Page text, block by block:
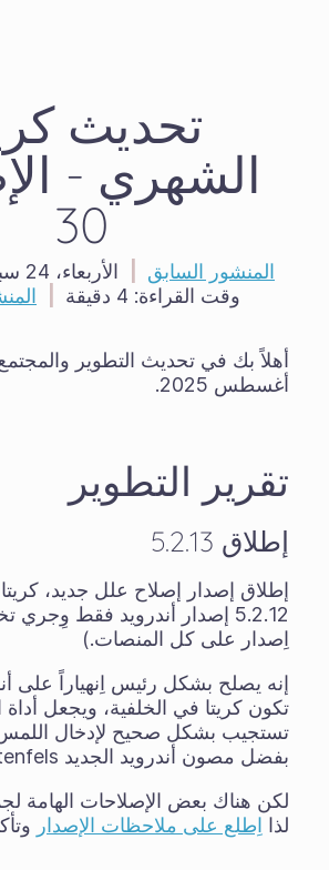
تحديث
الشهري -
30
المنشور السابق الأربعاء، 24 سبتمبر 2025
وقت القراءة:
أهلاً بك في تحديث التطوير
أغسطس 2025.
تقرير التطوير
إطلاق 5.2.13
5.2.12 إصدار أندرويد فقط
اِصدار على كل المنصات.)
إنه يصلح بشكل رئيس اِنهياراً على
تكون كريتا في الخلفية، ويجعل أداة
تستجيب بشكل صحيح لإدخال
بفضل مصون أندرويد الجديد Carsten Hartenfels.
لكن هناك بعض الإصلاحات الهامة
لذا اِطلع على ملاحظات الإصدار